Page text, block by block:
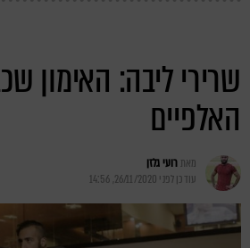
שרירי ליבה: האימון
האלפיים
מאתרועי גלזן
עודכן לפני 26/11/2020, 14:56